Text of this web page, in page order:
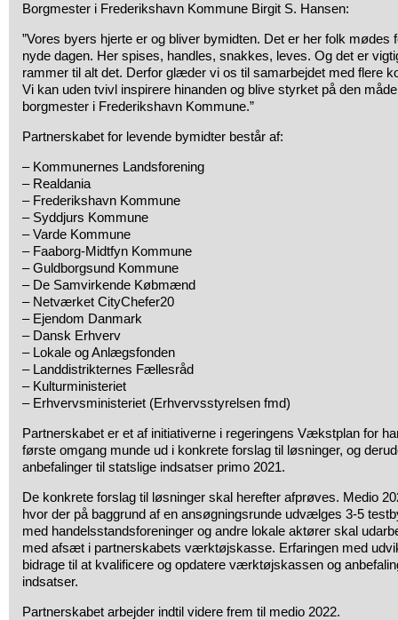
Borgmester i Frederikshavn Kommune Birgit S. Hansen:
”Vores byers hjerte er og bliver bymidten. Det er her folk
nyde dagen. Her spises, handles, snakkes, leves. Og det er
rammer til alt det. Derfor glæder vi os til samarbejdet med flere
Vi kan uden tvivl inspirere hinanden og blive styrket på den
borgmester i Frederikshavn Kommune.”
Partnerskabet for levende bymidter består af:
– Kommunernes Landsforening
– Realdania
– Frederikshavn Kommune
– Syddjurs Kommune
– Varde Kommune
– Faaborg-Midtfyn Kommune
– Guldborgsund Kommune
– De Samvirkende Købmænd
– Netværket CityChefer20
– Ejendom Danmark
– Dansk Erhverv
– Lokale og Anlægsfonden
– Landdistrikternes Fællesråd
– Kulturministeriet
– Erhvervsministeriet (Erhvervsstyrelsen fmd)
Partnerskabet er et af initiativerne i regeringens Vækstplan for
første omgang munde ud i konkrete forslag til løsninger, og
anbefalinger til statslige indsatser primo 2021.
De konkrete forslag til løsninger skal herefter afprøves. Medio
hvor der på baggrund af en ansøgningsrunde udvælges 3-5
med handelsstandsforeninger og andre lokale aktører skal
med afsæt i partnerskabets værktøjskasse. Erfaringen med
bidrage til at kvalificere og opdatere værktøjskassen og
indsatser.
Partnerskabet arbejder indtil videre frem til medio 2022.